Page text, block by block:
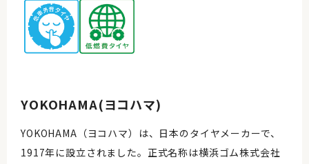
YOKOHAMA(ヨコハマ)
YOKOHAMA（ヨコハマ）は、日本のタイヤメーカーで、
1917年に設立されました。正式名称は横浜ゴム株式会社